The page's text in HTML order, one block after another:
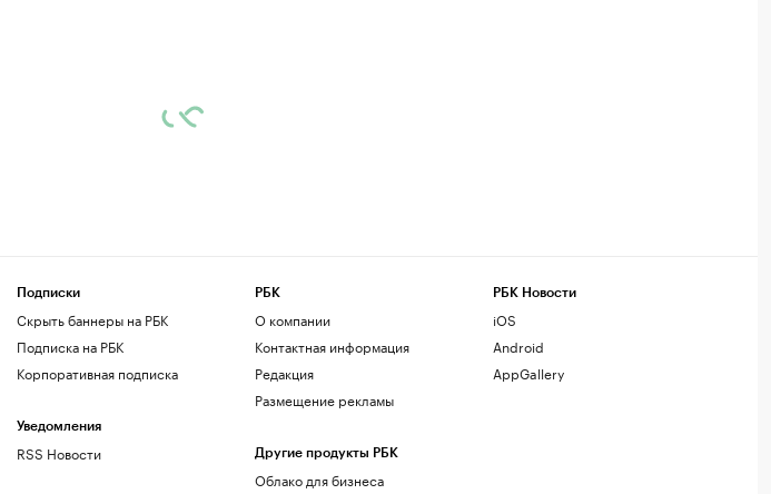
Подписки
Скрыть баннеры на РБК
Подписка на РБК
Корпоративная подписка
Уведомления
RSS Новости
РБК
О компании
Контактная информация
Редакция
Размещение рекламы
Другие продукты РБК
Облако для бизнеса
РБК Новости
iOS
Android
AppGallery